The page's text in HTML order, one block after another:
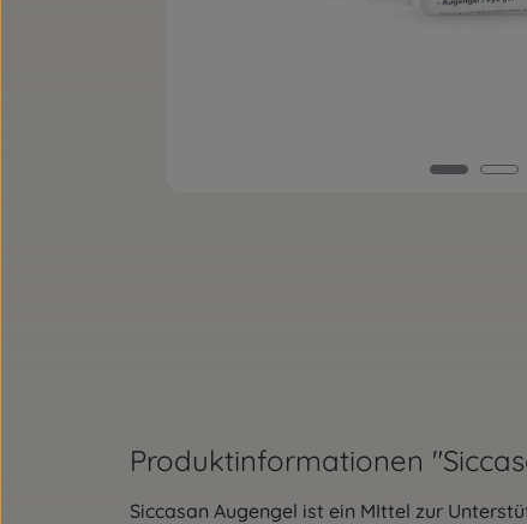
Produktinformationen
Siccasan Augengel ist ein MIttel zur